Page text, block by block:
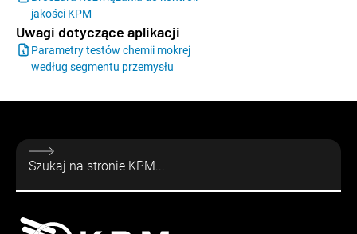
jakości KPM
Uwagi dotyczące aplikacji
Parametry testów chemii mokrej
według segmentu przemysłu